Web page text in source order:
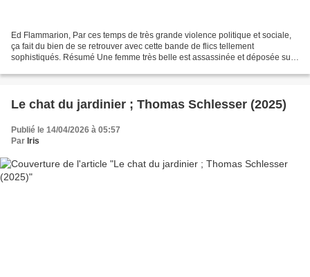
Ed Flammarion, Par ces temps de très grande violence politique et sociale,
ça fait du bien de se retrouver avec cette bande de flics tellement
sophistiqués. Résumé Une femme très belle est assassinée et déposée sur
Le chat du jardinier ; Thomas Schlesser (2025)
Publié le 14/04/2026 à 05:57
Par Iris